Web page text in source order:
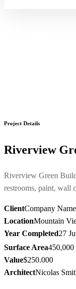
Project Details
Riverview
Riverview Green
restrooms, paint, wall
ClientCompany Name
LocationMountain
Year Completed27
Surface Area450,000
Value$250.000
ArchitectNicolas